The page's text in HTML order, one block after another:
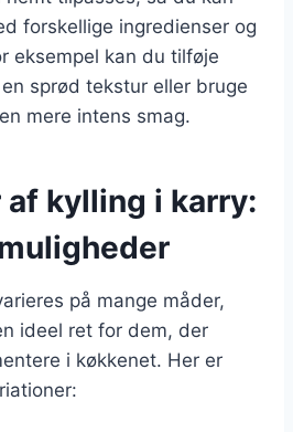
forskellige ingredienser og
eksempel kan du tilføje
sprød tekstur eller bruge
mere intens smag.
kylling i karry:
på mange måder,
ideel ret for dem, der
i køkkenet. Her er